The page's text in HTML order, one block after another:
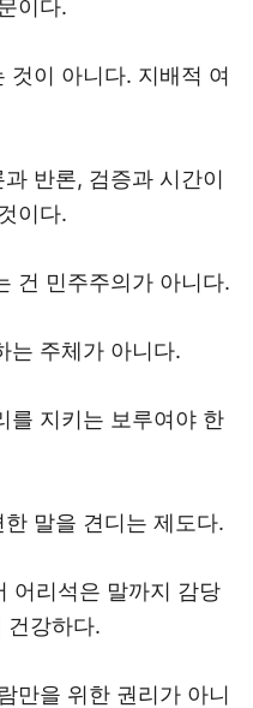
이다.
것이 아니다. 지배적 여
반론, 검증과 시간이
이다.
건 민주주의가 아니다.
는 주체가 아니다.
를 지키는 보루여야 한
말을 견디는 제도다.
어리석은 말까지 감당
건강하다.
만을 위한 권리가 아니